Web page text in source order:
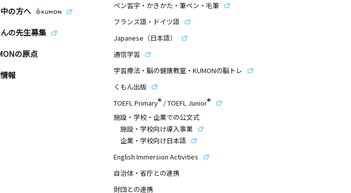
の方へ
の先生募集
の原点
報
ペン習字・かきかた・筆ペン・毛筆
フランス語・ドイツ語
Japanese（日本語）
通信学習
学習療法・脳の健康教室・KUMONの脳トレ
くもん出版
TOEFL Primary® /TOEFL Junior®
施設・学校・企業での公文式
施設・学校向け導入事業
企業・学校向け日本語
English Immersion Activities
自治体・省庁との連携
財団との連携